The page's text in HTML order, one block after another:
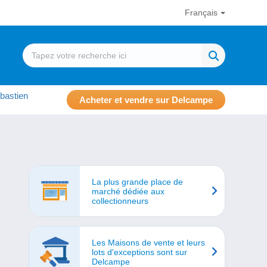
Français
Acheter et vendre sur Delcampe
La plus grande place de
marché dédiée aux
collectionneurs
Les Maisons de vente et leurs
lots d'exceptions sont sur
Delcampe